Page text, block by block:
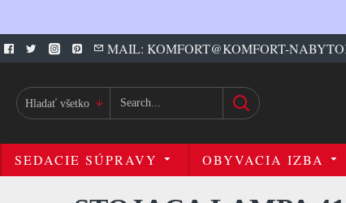
MAIL: KOMFORT@KOMFORT-
Hladať všetko
SEDACIE SÚPRAVY OBYVACIA IZBA